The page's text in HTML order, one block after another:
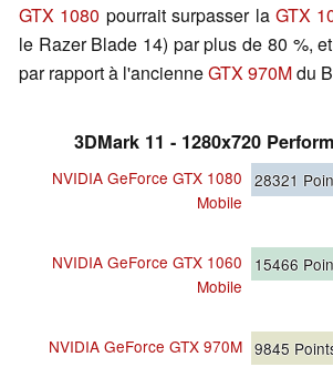
GTX 1080 pourrait surpasser la GTX
le Razer Blade 14) par plus de 80 %,
par rapport à l'ancienneGTX 970Mdu
3DMark 11 - 1280x720
NVIDIA GeForce GTX 1080
Mobile
28321
NVIDIA GeForce GTX 1060
Mobile
15466
NVIDIA GeForce GTX 970M 9845